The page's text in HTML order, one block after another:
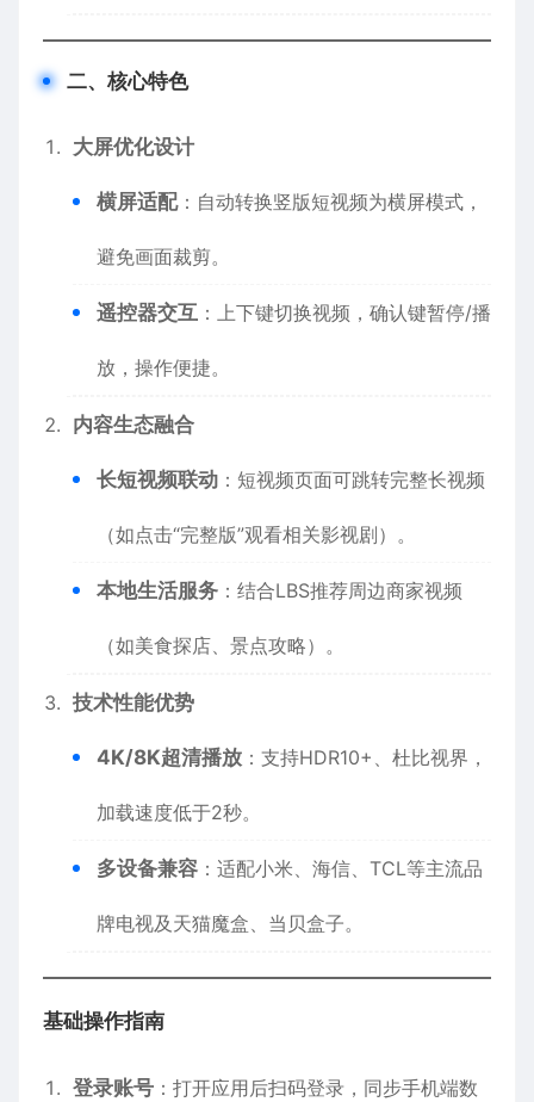
二、核心特色
大屏优化设计
横屏适配：自动转换竖版短视频为横屏模式，
避免画面裁剪。
遥控器交互 ：上下键切换视频，确认键暂停/播
放，操作便捷。
内容生态融合
长短视频联动 ：短视频页面可跳转完整长视频
（如点击“完整版”观看相关影视剧）。
本地生活服务 ：结合LBS推荐周边商家视频
（如美食探店、景点攻略）。
技术性能优势
4K/8K超清播放 ：支持HDR10+、杜比视界，
加载速度低于2秒。
多设备兼容 ：适配小米、海信、TCL等主流品
牌电视及天猫魔盒、当贝盒子。
基础操作指南
登录账号 ：打开应用后扫码登录，同步手机端数